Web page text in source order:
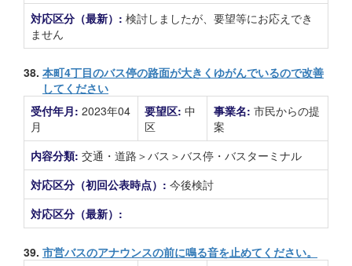
対応区分（最新）: 検討しましたが、要望等にお応えでき
ません
38. 本町4丁目のバス停の路面が大きくゆがんでいるので改善
してください
受付年月: 2023年04
月
要望区: 中
区
事業名: 市民からの提
案
内容分類: 交通・道路＞バス＞バス停・バスターミナル
対応区分（初回公表時点）: 今後検討
対応区分（最新）:
39. 市営バスのアナウンスの前に鳴る音を止めてください。